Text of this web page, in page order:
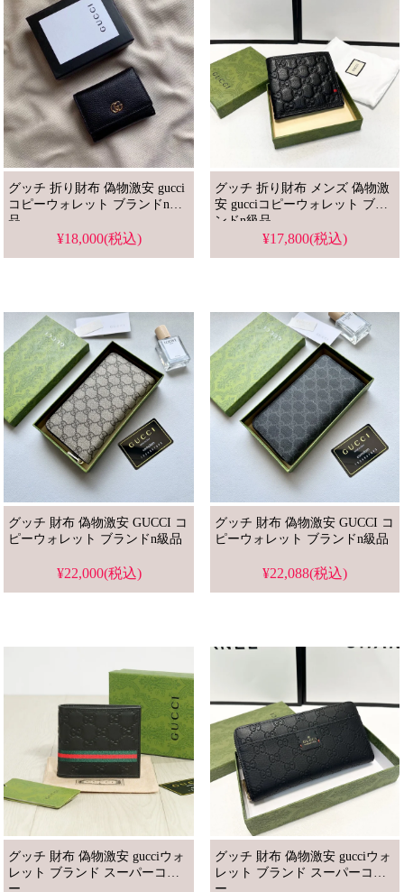
グッチ 折り財布 偽物激安 gucci
コピーウォレット ブランドn級
品
¥18,000(税込)
グッチ 折り財布 メンズ 偽物激
安 gucciコピーウォレット ブラ
ンドn級品
¥17,800(税込)
グッチ 財布 偽物激安 GUCCI コ
ピーウォレット ブランドn級品
¥22,000(税込)
グッチ 財布 偽物激安 GUCCI コ
ピーウォレット ブランドn級品
¥22,088(税込)
グッチ 財布 偽物激安 gucciウォ
レット ブランド スーパーコピ
ー
グッチ 財布 偽物激安 gucciウォ
レット ブランド スーパーコピ
ー